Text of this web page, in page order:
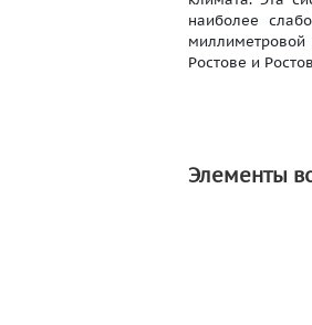
наиболее
Ростове и
Элементы